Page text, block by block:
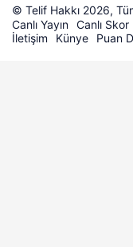
© Telif Hakkı 2026,
Canlı Yayın Canlı Skor
İletişim
Künye Puan